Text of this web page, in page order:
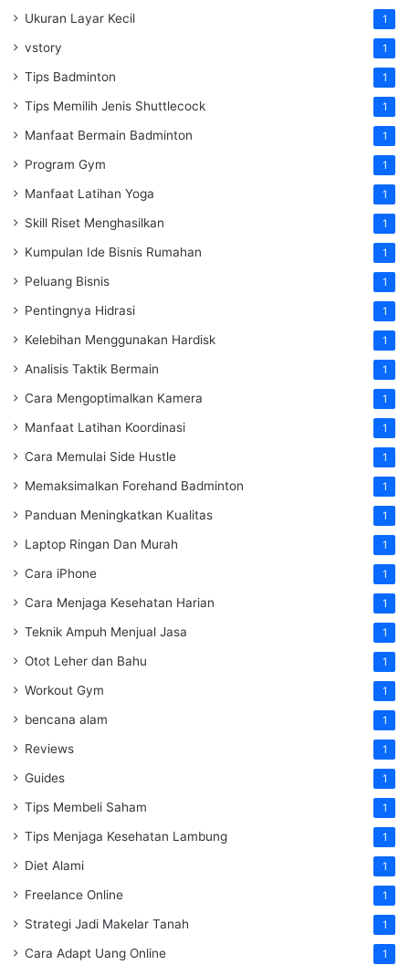
Ukuran Layar Kecil 1
vstory 1
Tips Badminton 1
Tips Memilih Jenis Shuttlecock 1
Manfaat Bermain Badminton 1
Program Gym 1
Manfaat Latihan Yoga 1
Skill Riset Menghasilkan 1
Kumpulan Ide Bisnis Rumahan 1
Peluang Bisnis 1
Pentingnya Hidrasi 1
Kelebihan Menggunakan Hardisk 1
Analisis Taktik Bermain 1
Cara Mengoptimalkan Kamera 1
Manfaat Latihan Koordinasi 1
Cara Memulai Side Hustle 1
Memaksimalkan Forehand Badminton 1
Panduan Meningkatkan Kualitas 1
Laptop Ringan Dan Murah 1
Cara iPhone 1
Cara Menjaga Kesehatan Harian 1
Teknik Ampuh Menjual Jasa 1
Otot Leher dan Bahu 1
Workout Gym 1
bencana alam 1
Reviews 1
Guides 1
Tips Membeli Saham 1
Tips Menjaga Kesehatan Lambung 1
Diet Alami 1
Freelance Online 1
Strategi Jadi Makelar Tanah 1
Cara Adapt Uang Online 1